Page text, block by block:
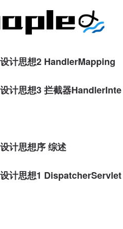
计思想2 HandlerMapping
计思想3 拦截器HandlerInte
计思想序 综述
计思想1 DispatcherServlet